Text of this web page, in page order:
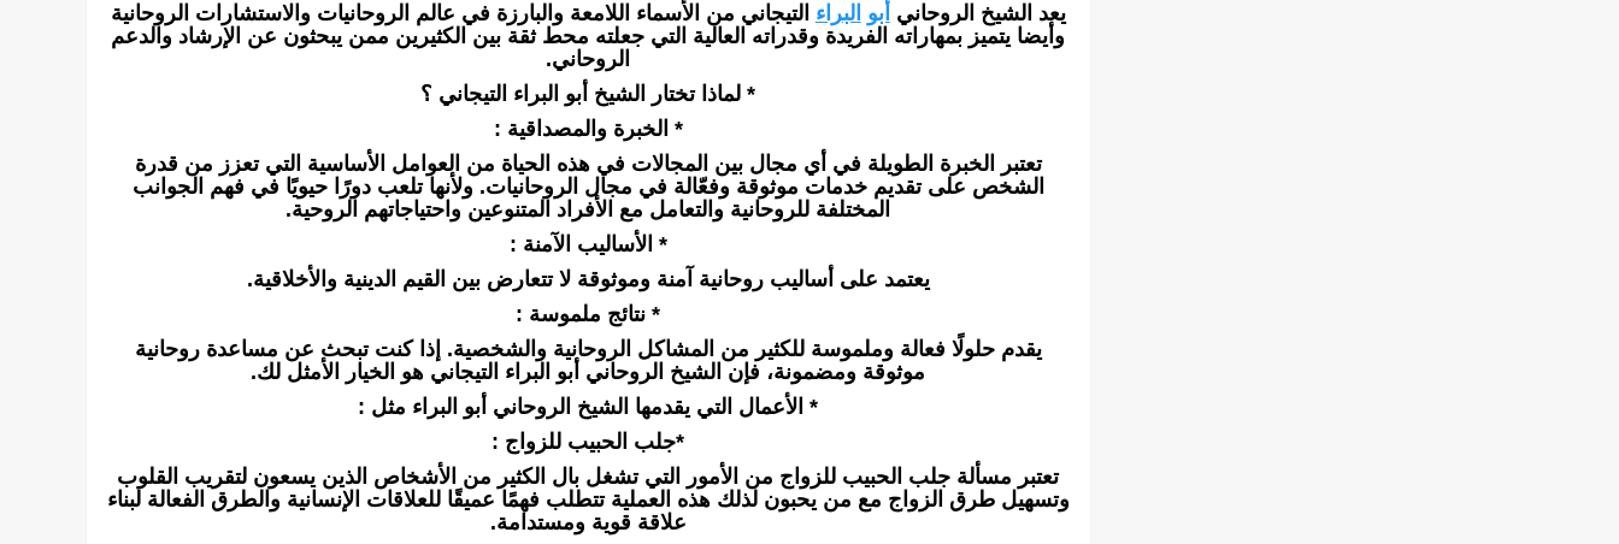
يعد الشيخ الروحاني أبو البراء التيجاني من الأسماء اللامعة والبارزة في عالم الروحانيات والاستشارات الروحانية
وأيضا يتميز بمهاراته الفريدة وقدراته العالية التي جعلته محط ثقة بين الكثيرين ممن يبحثون عن الإرشاد والدعم
الروحاني.
* لماذا تختار الشيخ أبو البراء التيجاني ؟
* الخبرة والمصداقية :
تعتبر الخبرة الطويلة في أي مجال بين المجالات في هذه الحياة من العوامل الأساسية التي تعزز من قدرة
الشخص على تقديم خدمات موثوقة وفعّالة في مجال الروحانيات. ولأنها تلعب دورًا حيويًا في فهم الجوانب
المختلفة للروحانية والتعامل مع الأفراد المتنوعين واحتياجاتهم الروحية.
* الأساليب الآمنة :
يعتمد على أساليب روحانية آمنة وموثوقة لا تتعارض بين القيم الدينية والأخلاقية.
* نتائج ملموسة :
يقدم حلولًا فعالة وملموسة للكثير من المشاكل الروحانية والشخصية. إذا كنت تبحث عن مساعدة روحانية
موثوقة ومضمونة، فإن الشيخ الروحاني أبو البراء التيجاني هو الخيار الأمثل لك.
* الأعمال التي يقدمها الشيخ الروحاني أبو البراء مثل :
*جلب الحبيب للزواج :
تعتبر مسألة جلب الحبيب للزواج من الأمور التي تشغل بال الكثير من الأشخاص الذين يسعون لتقريب القلوب
وتسهيل طرق الزواج مع من يحبون لذلك هذه العملية تتطلب فهمًا عميقًا للعلاقات الإنسانية والطرق الفعالة لبناء
علاقة قوية ومستدامة.